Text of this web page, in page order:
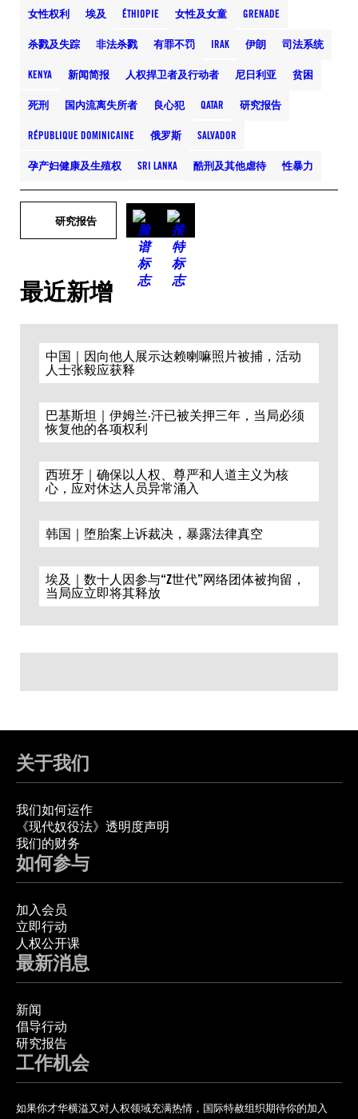
女性权利 埃及 ÉTHIOPIE 女性及女童 GRENADE
杀戮及失踪 非法杀戮 有罪不罚 IRAK 伊朗 司法系统
KENYA 新闻简报 人权捍卫者及行动者 尼日利亚 贫困
死刑 国内流离失所者 良心犯 QATAR 研究报告
RÉPUBLIQUE DOMINICAINE 俄罗斯 SALVADOR
孕产妇健康及生殖权 SRI LANKA 酷刑及其他虐待 性暴力
研究报告
最近新增
中国｜因向他人展示达赖喇嘛照片被捕，活动
人士张毅应获释
巴基斯坦｜伊姆兰·汗已被关押三年，当局必须
恢复他的各项权利
西班牙｜确保以人权、尊严和人道主义为核
心，应对休达人员异常涌入
韩国｜堕胎案上诉裁决，暴露法律真空
埃及｜数十人因参与“Z世代”网络团体被拘留，
当局应立即将其释放
关于我们
我们如何运作
《现代奴役法》透明度声明
我们的财务
如何参与
加入会员
立即行动
人权公开课
最新消息
新闻
倡导行动
研究报告
工作机会
如果你才华横溢又对人权领域充满热情，国际特赦组织期待你的加入